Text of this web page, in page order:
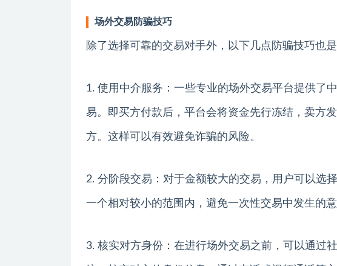
场外交易防骗技巧
除了选择可靠的交易对手外，以下几点防骗技巧也是
1. 使用中介服务：一些专业的场外交易平台提供了
易。即买方付款后，平台会将资金先行冻结，卖方
方。这样可以有效避免诈骗的风险。
2. 分阶段交易：对于金额较大的交易，用户可以选
一个相对较小的范围内，避免一次性交易中发生的意
3. 核实对方身份：在进行场外交易之前，可以通过